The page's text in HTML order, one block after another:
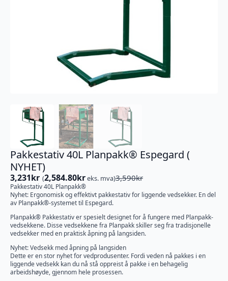
Pakkestativ 40L Planpakk® Espegard (
NYHET)
3,590kr
Opprinnelig
pris
var:
3,590kr.
3,231kr
Nåværende
pris
er:
3,231kr.
(2,584.80kreks. mva)
Pakkestativ 40L Planpakk®
Nyhet: Ergonomisk og effektivt pakkestativ for liggende vedsekker. En del
av Planpakk®-systemet til Espegard.
Planpakk® Pakkestativ er spesielt designet for å fungere med Planpakk-
vedsekkene. Disse vedsekkene fra Planpakk skiller seg fra tradisjonelle
vedsekker med en praktisk åpning på langsiden.
Nyhet: Vedsekk med åpning på langsiden
Dette er en stor nyhet for vedprodusenter. Fordi veden nå pakkes i en
liggende vedsekk kan du nå stå oppreist å pakke i en behagelig
arbeidshøyde, gjennom hele prosessen.